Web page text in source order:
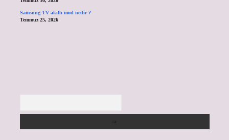
Samsung TV akıllı mod nedir ?
Temmuz 25, 2026